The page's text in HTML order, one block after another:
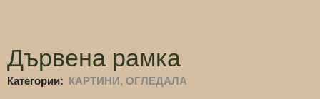
Дървена рамка
Категории: КАРТИНИ, ОГЛЕДАЛА